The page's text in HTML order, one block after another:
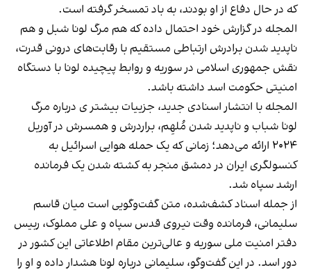
که در حال دفاع از او بودند، به باد تمسخر گرفته است.
المجله در گزارش خود احتمال داده که هم مرگ لونا شبل و هم
ناپدید شدن برادرش ارتباطی مستقیم با رقابت‌های درونی قدرت،
نقش جمهوری اسلامی در سوریه و روابط پیچیده لونا با دستگاه
امنیتی حکومت اسد داشته باشد.
المجله با انتشار اسنادی جدید، جزییات بیشتر ی درباره مرگ
لونا شباب و ناپدید شدن مُلهِم، براردرش و همسرش در آوریل
۲۰۲۴ ارائه می‌دهد؛ زمانی که یک حمله هوایی اسرائیل به
کنسولگری ایران در دمشق منجر به کشته شدن یک فرمانده
ارشد سپاه شد.
از جمله اسناد کشف‌شده، متن گفت‌وگویی است میان قاسم
سلیمانی، فرمانده وقت نیروی قدس سپاه و علی مملوک، ربیس
دفتر امنیت ملی سوریه و عالی‌ترین مقام اطلاعاتی این کشور در
دور اسد. در این گفت‌وگو، سلیمانی درباره لونا هشدار داده و او را